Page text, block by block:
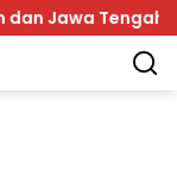
Tengah